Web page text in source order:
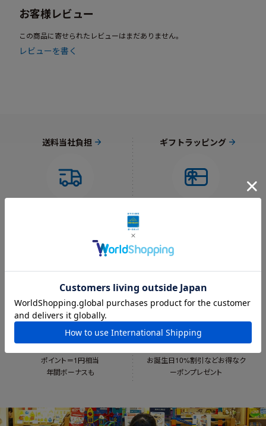
お客様レビュー
この商品に寄せられたレビューはまだありません。
レビューを書く
送料当社負担 ギフトラッピング
ポイントが貯まる
ポイント＝1円相当
年間ボーナスも
会員限定クーポン
お誕生日10%割引などお得なク
ーポンプレゼント